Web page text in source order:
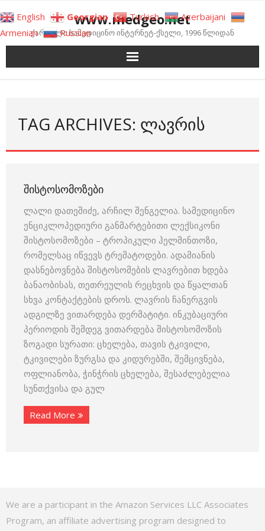
to
content
www.medgeo.net
ქართული სამედიცინო ინტერნეტ-ქსელი, 1996 წლიდან
TAG ARCHIVES: ᲚᲐᲕᲠᲘᲡ
ᲨᲘᲡᲢᲝᲡᲝᲛᲝᲖᲔᲑᲘ
ლალი დათეშიძე, არჩილ შენგელია. სამედიცინო
ენციკლოპედიური განმარტებითი ლექსიკონი
შისტოსომოზები – ტროპიკული ჰელმინთოზი,
რომელსაც იწვევს ტრემატოდები. ადამიანის
დასნებოვნება შისტოსომების ლავრებით ხდება
ბანაობისას, თეთრეულის რეცხვის და წყალთან
სხვა კონტაქტების დროს. ლავრის ჩანერგვის
ადგილზე ვითარდება დერმატიტი. ინკუბაციური
პერიოდის შემდეგ ვითარდება შისტოსომოზის
ზოგადი სურათი: ცხელება, თავის ტკივილი,
ტკივილები ზურგსა და კიდურებში, შემცივნება,
ოფლიანობა, ჭინჭრის ცხელება, შესაძლებელია
სუნთქვისა და გულ
Read More
We are a participant in the Amazon Services LLC Associates
Program, an affiliate advertising program designed to
English Georgian Turkish
Azerbaijani
Armenian
Russian